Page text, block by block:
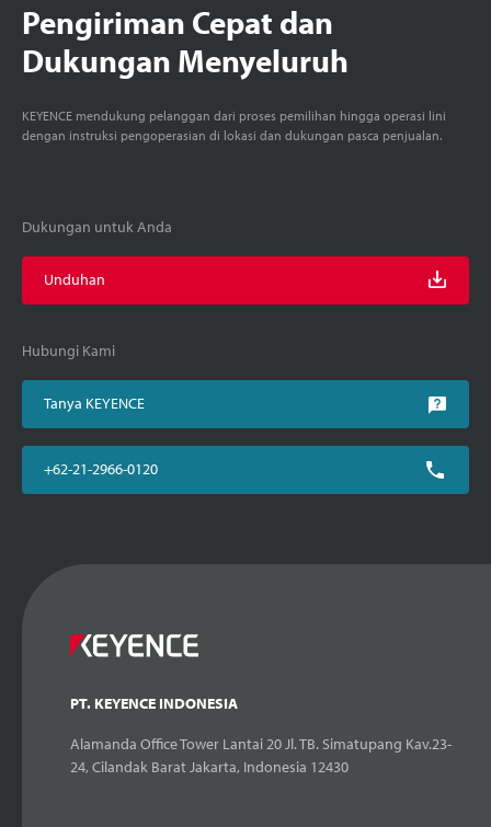
Pengiriman Cepat dan
Dukungan Menyeluruh
KEYENCE mendukung pelanggan dari proses pemilihan hingga operasi lini
dengan instruksi pengoperasian di lokasi dan dukungan pasca penjualan.
Dukungan untuk Anda
Unduhan
Hubungi Kami
Tanya KEYENCE
+62-21-2966-0120
PT. KEYENCE INDONESIA
Alamanda Office Tower Lantai 20 Jl. TB. Simatupang Kav.23-
24, Cilandak Barat Jakarta, Indonesia 12430